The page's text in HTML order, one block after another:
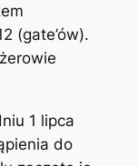
(gate’ów).
1 lipca
do